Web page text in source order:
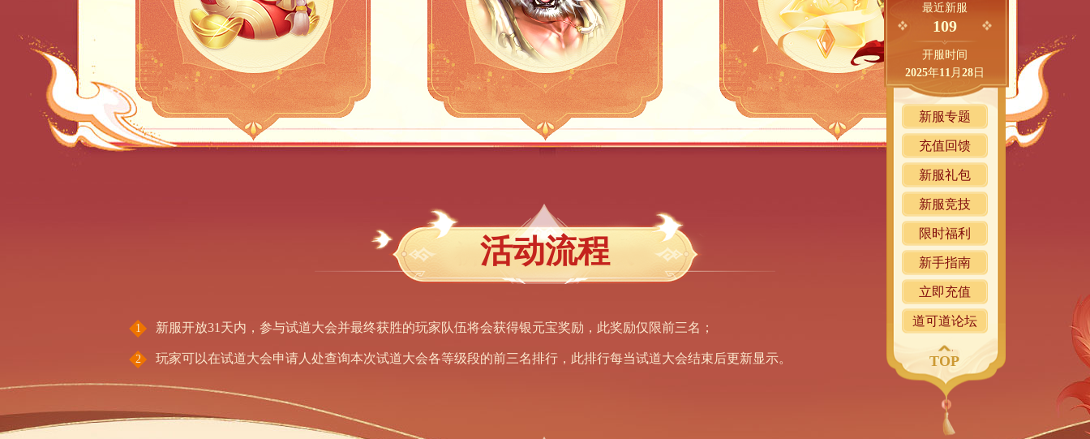
活动流程
1 新服开放31天内，参与试道大会并最终获胜的玩家队伍将会获得银元宝奖励，此奖励仅限前三名；
2 玩家可以在试道大会申请人处查询本次试道大会各等级段的前三名排行，此排行每当试道大会结束后更新显示。
最近新服
109
开服时间
2025年11 月 28日
新服专题
充值回馈
新服礼包
新服竞技
限时福利
新手指南
立即充值
道可道论坛
TOP